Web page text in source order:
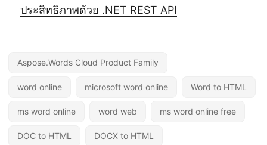
ประสิทธิภาพด้วย .NET REST API
Aspose.Words Cloud Product Family
word online microsoft word online Word to HTML
ms word online word web ms word online free
DOC to HTML DOCX to HTML